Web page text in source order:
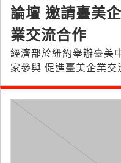
論壇 邀請臺美
業交流合作
經濟部於紐約舉辦臺美
家參與 促進臺美企業交